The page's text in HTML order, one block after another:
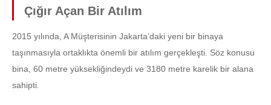
Çığır Açan Bir Atılım
2015 yılında, A Müşterisinin Jakarta’daki yeni bir binaya
taşınmasıyla ortaklıkta önemli bir atılım gerçekleşti. Söz konusu
bina, 60 metre yüksekliğindeydi ve 3180 metre karelik bir alana
sahipti.